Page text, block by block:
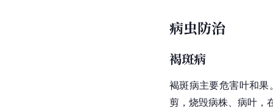
病虫防治
褐斑病
褐斑病主要危害叶和
剪，烧毁病株、病叶，